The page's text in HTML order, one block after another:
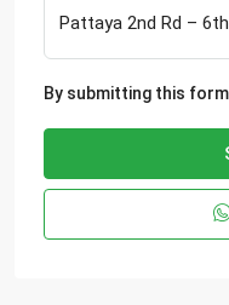
By submitting this